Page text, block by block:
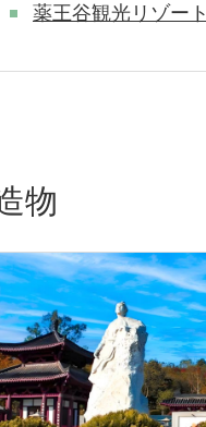
薬王谷観光リゾート
物